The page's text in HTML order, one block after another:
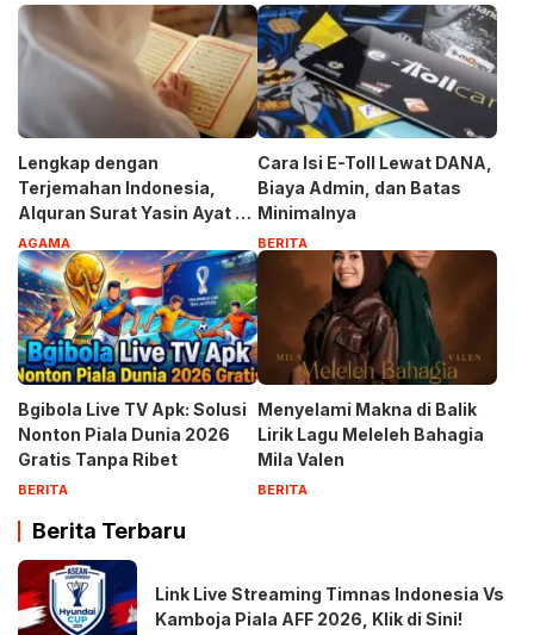
Lengkap dengan
Terjemahan Indonesia,
Alquran Surat Yasin Ayat 1-
83
AGAMA
Cara Isi E-Toll Lewat DANA,
Biaya Admin, dan Batas
Minimalnya
BERITA
Bgibola Live TV Apk: Solusi
Nonton Piala Dunia 2026
Gratis Tanpa Ribet
BERITA
Menyelami Makna di Balik
Lirik Lagu Meleleh Bahagia
Mila Valen
BERITA
Berita Terbaru
Link Live Streaming Timnas Indonesia Vs
Kamboja Piala AFF 2026, Klik di Sini!